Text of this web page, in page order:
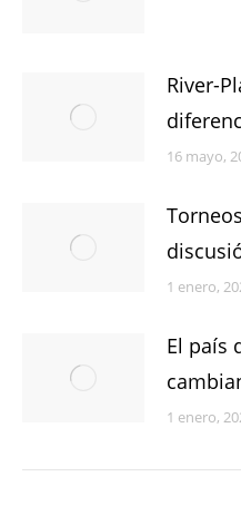
River-
16 mayo,
1 enero,
El país
1 enero,